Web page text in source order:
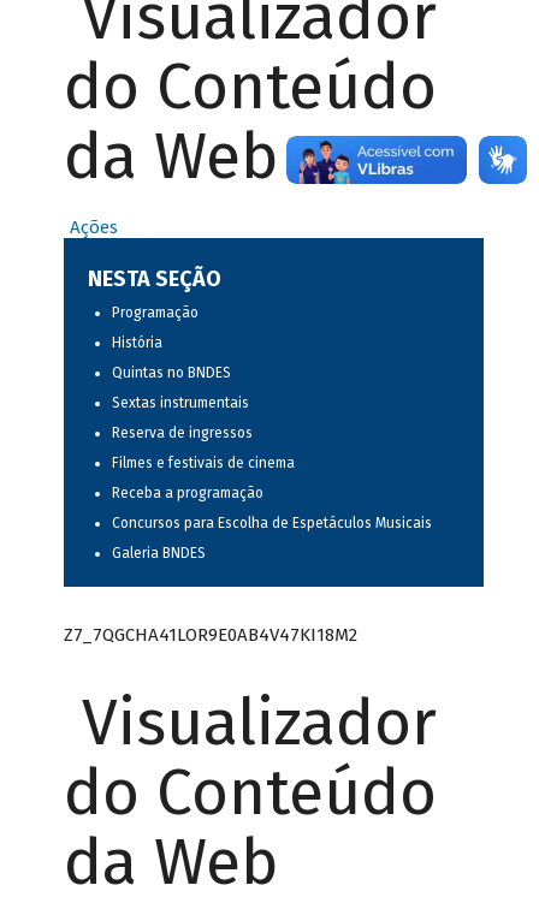
Visualizador
do Conteúdo
da Web
Ações
NESTA SEÇÃO
Programação
História
Quintas no BNDES
Sextas instrumentais
Reserva de ingressos
Filmes e festivais de cinema
Receba a programação
Concursos para Escolha de Espetáculos Musicais
Galeria BNDES
Z7_7QGCHA41LOR9E0AB4V47KI18M2
Visualizador
do Conteúdo
da Web